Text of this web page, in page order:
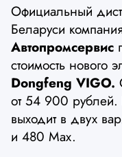
Официальный
Беларуси
Автопромсервис
стоимость нового
Dongfeng VIGO.
от 54 900
выходит в двух
и 480 Max.